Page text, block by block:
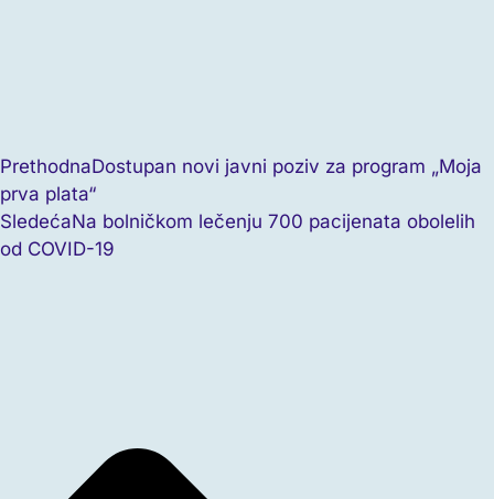
PrethodnaDostupan novi javni poziv za program „Moja
prva plata“
SledećaNa bolničkom lečenju 700 pacijenata obolelih
od COVID-19